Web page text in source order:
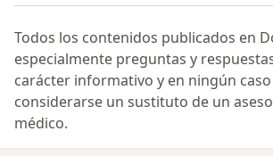
Todos los contenidos publicados en
especialmente preguntas y
carácter informativo y en ningún
considerarse un sustituto de un
médico.